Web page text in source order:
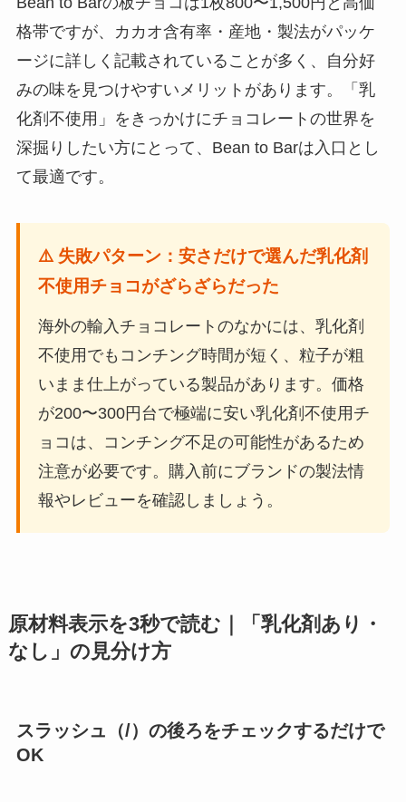
格帯ですが、カカオ含有率・産地・製法がパッケ
ージに詳しく記載されていることが多く、自分好
みの味を見つけやすいメリットがあります。「乳
化剤不使用」をきっかけにチョコレートの世界を
深掘りしたい方にとって、Bean to Barは入口とし
て最適です。
⚠️ 失敗パターン：安さだけで選んだ乳化剤
不使用チョコがざらざらだった
海外の輸入チョコレートのなかには、乳化剤
不使用でもコンチング時間が短く、粒子が粗
いまま仕上がっている製品があります。価格
が200〜300円台で極端に安い乳化剤不使用チ
ョコは、コンチング不足の可能性があるため
注意が必要です。購入前にブランドの製法情
報やレビューを確認しましょう。
原材料表示を3秒で読む｜「乳化剤あり・
なし」の見分け方
スラッシュ（/）の後ろをチェックするだけで
OK